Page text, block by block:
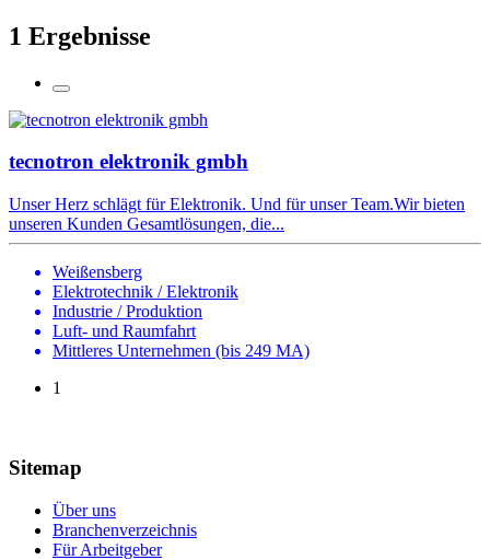
1 Ergebnisse
tecnotron elektronik gmbh
Unser Herz schlägt für Elektronik. Und für unser Team.Wir bieten
unseren Kunden Gesamtlösungen, die...
Weißensberg
Elektrotechnik / Elektronik
Industrie / Produktion
Luft- und Raumfahrt
Mittleres Unternehmen (bis 249 MA)
1
Sitemap
Über uns
Branchenverzeichnis
Für Arbeitgeber